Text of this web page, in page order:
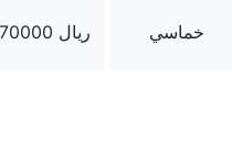
70000 ريال
خماسي